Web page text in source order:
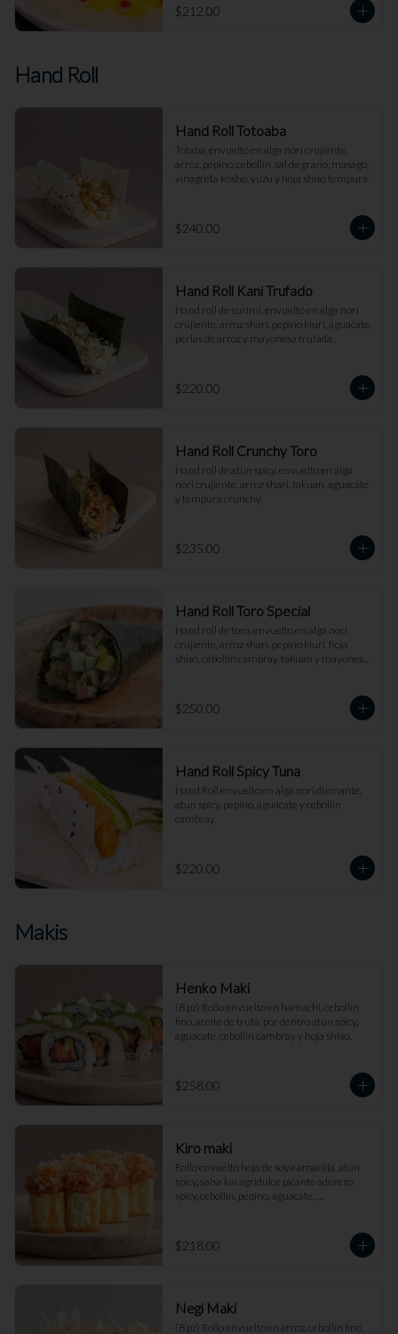
$212.00
Hand Roll
Hand Roll Totoaba
Totaba, envuelto en alga nori crujiente,
arroz, pepino, cebollín, sal de grano, masago,
vinagreta kosho, yuzu y hoja shiso tempura.
$240.00
Hand Roll Kani Trufado
Hand roll de surimi, envuelto en alga nori
crujiente, arroz shari, pepino kiuri, aguacate,
perlas de arroz y mayonesa trufada.
$220.00
Hand Roll Crunchy Toro
Hand roll de atún spicy, envuelto en alga
nori crujiente, arroz shari, takuan, aguacate
y tempura crunchy.
$235.00
Hand Roll Toro Special
Hand roll de toro, envuelto en alga nori
crujiente, arroz shari, pepino kiuri, hoja
shiso, cebollín cambray, takuan y mayonesa
$250.00
Hand Roll Spicy Tuna
Hand Roll envuelto en alga nori diamante,
atun spicy, pepino, aguacate y cebollín
cambray.
$220.00
Makis
Henko Maki
(8 pz) Rollo envuelto en hamachi, cebollín
fino, aceite de trufa, por dentro atún spicy,
aguacate, cebollín cambray y hoja shiso.
$258.00
Kiro maki
Rollo envuelto hoja de soya amarilla, atún
spicy, salsa kai agridulce picante aderezo
spicy, cebollín, pepino, aguacate,
$218.00
Negi Maki
(8 pz) Rollo envuelto en arroz, cebollín fino,